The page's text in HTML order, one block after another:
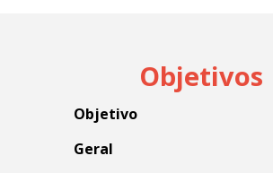
Objetivos
Objetivo
Geral